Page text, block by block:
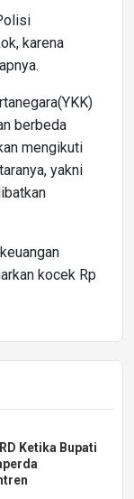
karena
berbeda
mengikuti
yakni
kocek Rp
Ketika Bupati